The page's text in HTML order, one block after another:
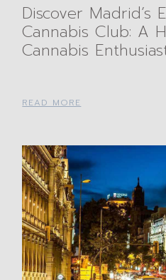
Discover Madrid’s
Cannabis Club: A
Cannabis
READ MORE